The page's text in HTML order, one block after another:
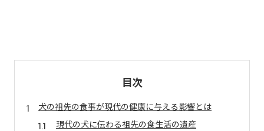
目次
犬の祖先の食事が現代の健康に与える影響とは
現代の犬に伝わる祖先の食生活の遺産